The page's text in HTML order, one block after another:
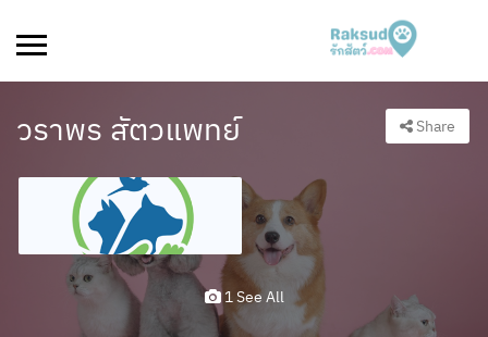
วราพร สัตวแพทย์ Share
1 See All